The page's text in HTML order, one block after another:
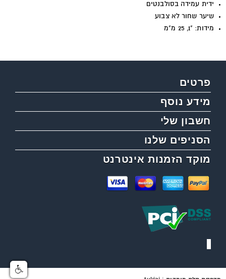
ידית עמידה בסולבנטים
שיער שחור לא צבוע
מידות: "1, 25 מ"מ
פרטים
מידע נוסף
חשבון שלי
הסניפים שלנו
מוקד הזמנות אינטרנט